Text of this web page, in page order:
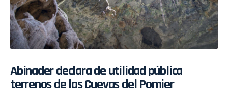
Abinader declara de utilidad pública
terrenos de las Cuevas del Pomier